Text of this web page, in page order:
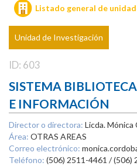
Listado general de
Unidad de Investigación
ID: 603
SISTEMA
E INFORMACIÓN
Director o directora: Licda. Mónica
Área: OTRAS AREAS
Correo electrónico:
Teléfono: (506) 2511-4461 / (506)